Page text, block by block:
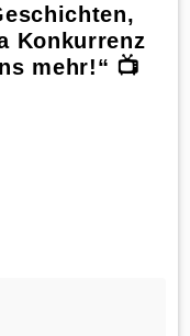
Konkurrenz
mehr!“ 📺